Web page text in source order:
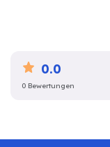
0.0
0 Bewertungen